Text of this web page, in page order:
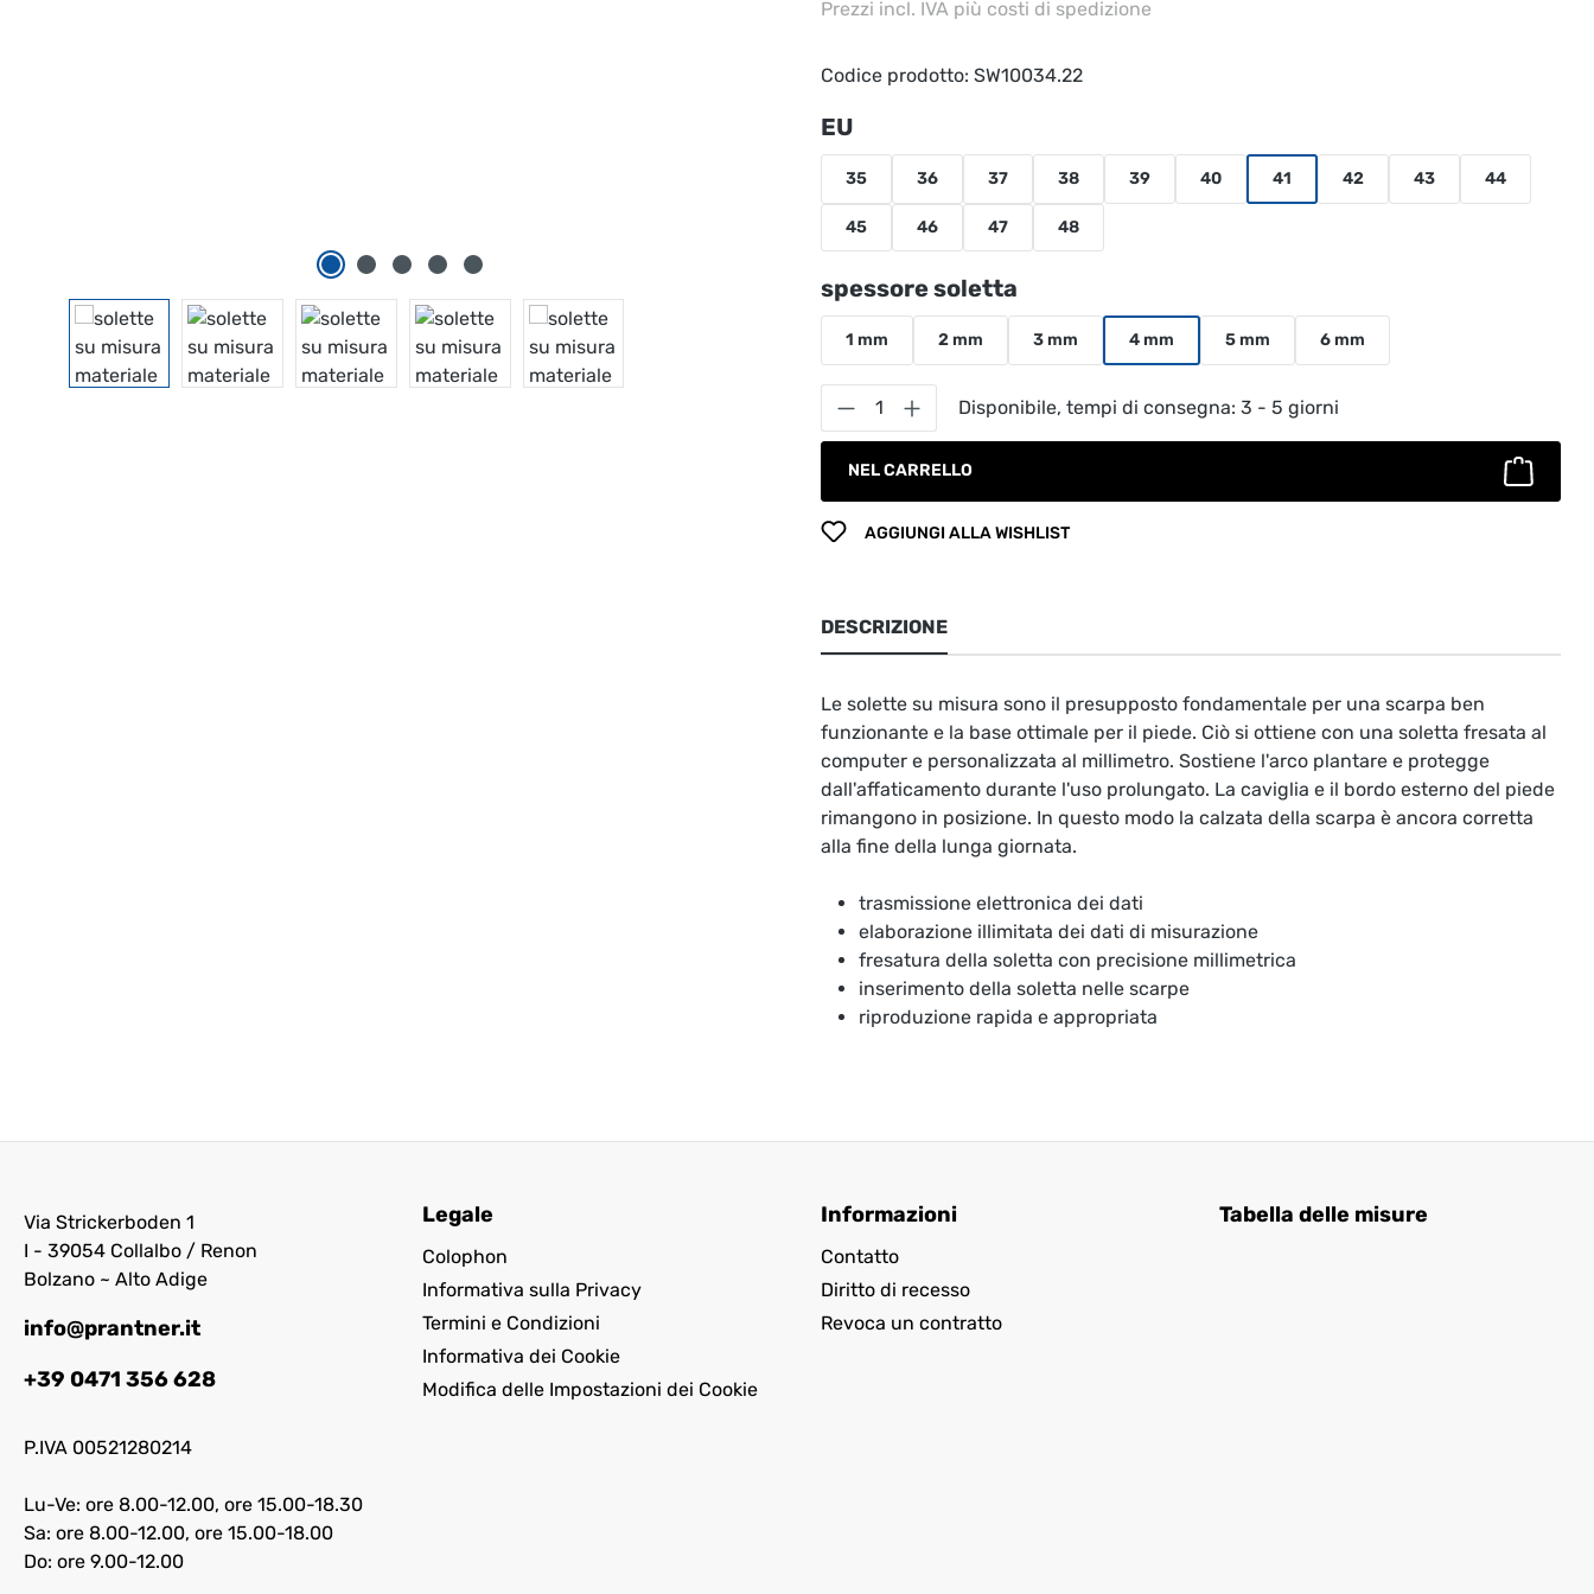
Prezzi incl. IVA più costi di spedizione
Codice prodotto: SW10034.22
Seleziona
EU
35 36 37 38 39 40 41 42 43 44
45 46 47 48
Seleziona
spessore soletta
1 mm 2 mm 3 mm 4 mm 5 mm 6 mm
Quantità del prodotto: inserisci la quantità desiderata o
Disponibile, tempi di consegna: 3 - 5 giorni
NEL CARRELLO
AGGIUNGI ALLA WISHLIST
DESCRIZIONE
Le solette su misura sono il presupposto fondamentale per una scarpa ben
funzionante e la base ottimale per il piede. Ciò si ottiene con una soletta fresata al
computer e personalizzata al millimetro. Sostiene l'arco plantare e protegge
dall'affaticamento durante l'uso prolungato. La caviglia e il bordo esterno del piede
rimangono in posizione. In questo modo la calzata della scarpa è ancora corretta
alla fine della lunga giornata.
trasmissione elettronica dei dati
elaborazione illimitata dei dati di misurazione
fresatura della soletta con precisione millimetrica
inserimento della soletta nelle scarpe
riproduzione rapida e appropriata
Via Strickerboden 1
I - 39054 Collalbo / Renon
Bolzano ~ Alto Adige
info@prantner.it
+39 0471 356 628
P.IVA 00521280214
Lu-Ve: ore 8.00-12.00, ore 15.00-18.30
Sa: ore 8.00-12.00, ore 15.00-18.00
Do: ore 9.00-12.00
Legale
Colophon
Informativa sulla Privacy
Termini e Condizioni
Informativa dei Cookie
Modifica delle Impostazioni dei Cookie
Informazioni
Contatto
Diritto di recesso
Revoca un contratto
Tabella delle misure